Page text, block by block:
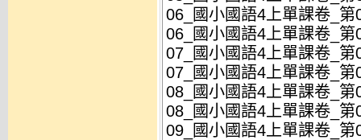
06_國小國語4上單課卷_
06_國小國語4上單課卷_
07_國小國語4上單課卷_
07_國小國語4上單課卷_
08_國小國語4上單課卷_
08_國小國語4上單課卷_
09_國小國語4上單課卷_